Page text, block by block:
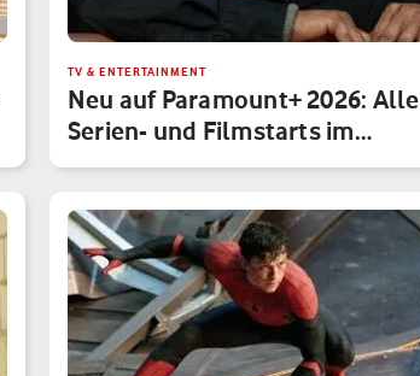
TV & ENTERTAINMENT
Neu auf Paramount+ 2026: Alle
Serien- und Filmstarts im
Monatsübe…